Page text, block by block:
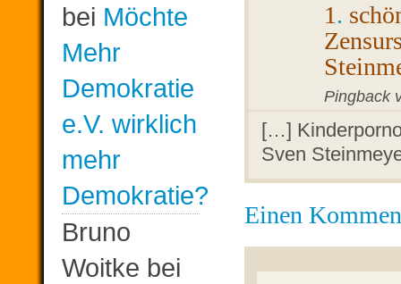
1.
Pingback
[…]
Sven
Einen
bei Möchte
Mehr
Demokratie
e.V. wirklich
mehr
Demokratie?
Bruno
Woitke bei